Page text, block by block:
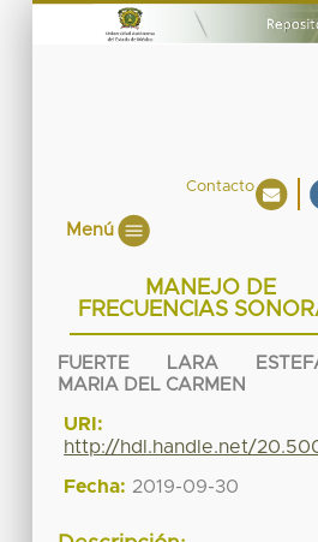
Contacto
Menú
MANEJO DE
FRECUENCIAS
FUERTE LARA
MARIA DEL CARMEN
URI:
http://hdl.handle.net/
Fecha: 2019-09-30